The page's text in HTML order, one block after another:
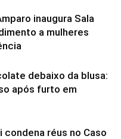
inaugura Sala
a mulheres
debaixo da blusa:
após furto em
condena réus no Caso